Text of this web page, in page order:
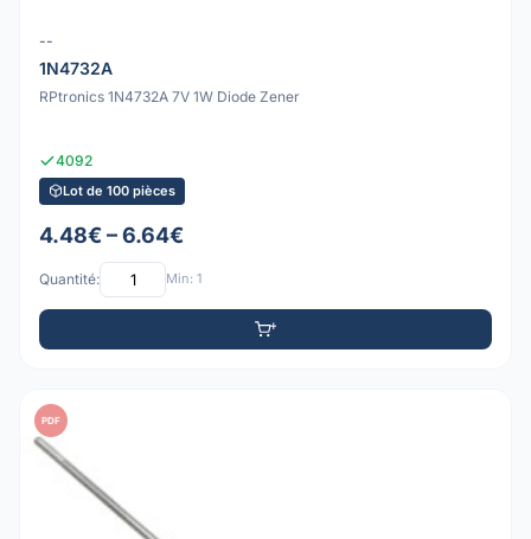
--
1N4732A
RPtronics 1N4732A 7V 1W Diode Zener
4092
Lot de 100 pièces
4.48€ – 6.64€
Quantité: Min: 1
PDF